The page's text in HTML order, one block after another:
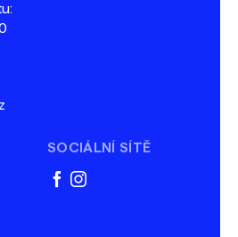
SOCIÁLNÍ SÍTĚ
facebook
instagram